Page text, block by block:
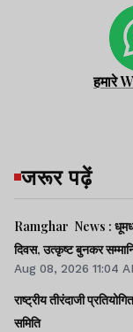
हमारे
जरूर पढ़ें
Ramghar News : धूमधाम
दिवस, उत्कृष्ट बुनकर
Aug 08, 2026 11:04
राष्ट्रीय तीरंदाजी
समिति